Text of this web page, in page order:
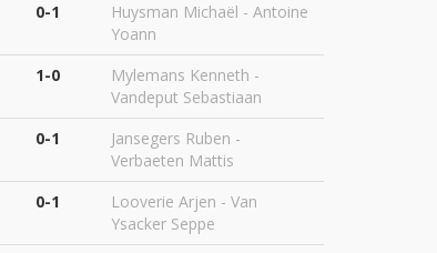
0-1
Huysman Michaël - Antoine
Yoann
1-0
Mylemans Kenneth -
Vandeput Sebastiaan
0-1
Jansegers Ruben -
Verbaeten Mattis
0-1
Looverie Arjen - Van
Ysacker Seppe